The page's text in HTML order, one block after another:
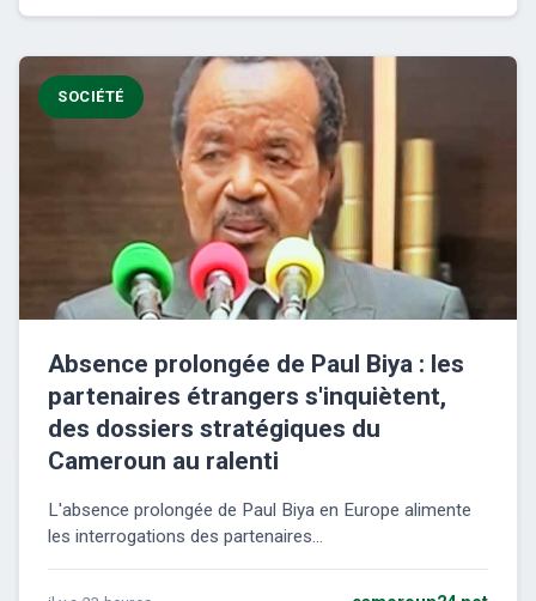
SOCIÉTÉ
Absence prolongée de Paul Biya : les
partenaires étrangers s'inquiètent,
des dossiers stratégiques du
Cameroun au ralenti
L'absence prolongée de Paul Biya en Europe alimente
les interrogations des partenaires...